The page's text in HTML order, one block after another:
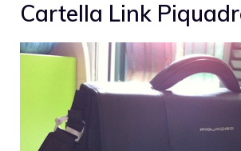
Cartella Link